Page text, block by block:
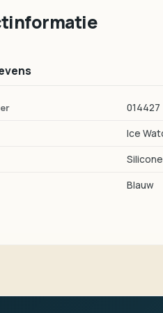
014427
Ice
Silicone
Blauw